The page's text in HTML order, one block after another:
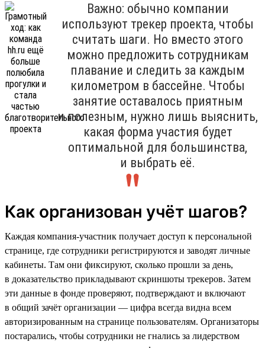
Важно: обычно компании
используют трекер проекта, чтобы
считать шаги. Но вместо этого
можно предложить сотрудникам
плавание и следить за каждым
километром в бассейне. Чтобы
занятие оставалось приятным
и полезным, нужно лишь выяснить,
какая форма участия будет
оптимальной для большинства,
и выбрать её.
Как организован учёт шагов?
Каждая компания-участник получает доступ к персональной
странице, где сотрудники регистрируются и заводят личные
кабинеты. Там они фиксируют, сколько прошли за день,
в доказательство прикладывают скриншоты трекеров. Затем
эти данные в фонде проверяют, подтверждают и включают
в общий зачёт организации — цифра всегда видна всем
авторизированным на странице пользователям. Организаторы
постарались, чтобы сотрудники не гнались за лидерством